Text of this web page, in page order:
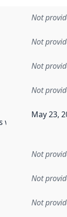
Not
Not
Not
Not
when the data
May 23,
Not
Not
Not